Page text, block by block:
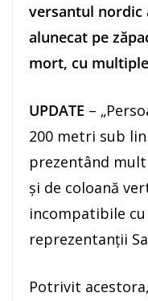
versantul nordic
alunecat pe
mort, cu
UPDATE –
200 metri sub
prezentând
şi de coloană
incompatibile cu
reprezentanţii
Potrivit